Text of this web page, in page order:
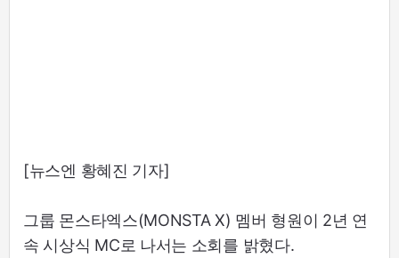
[뉴스엔 황혜진 기자]
그룹 몬스타엑스(MONSTA X) 멤버 형원이 2년 연
속 시상식 MC로 나서는 소회를 밝혔다.